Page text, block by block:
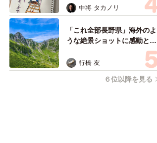
い！」→スケッチブックを見
た家族が仰天「これ、売れま
すよ…」
中将 タカノリ
「これ全部長野県」海外のよ
うな絶景ショットに感動と反
響「離れてからいいところだ
ったんだって気づいた」
行橋 友
６位以降を見る